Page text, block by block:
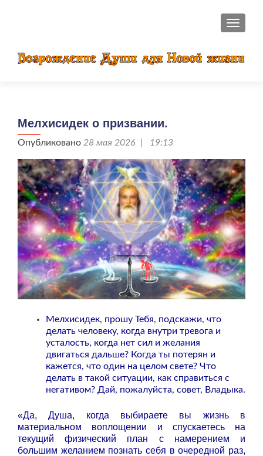
Мелхисидек о призвании.
Опубликовано 28 мая 2026 | 19:13
Мелхисидек, прошу Тебя, подскажи, что
делать человеку, когда внутри тревога и
усталость, когда нет сил и желания
двигаться дальше? Когда ты потерян и
кажется, что один на целом свете? Что
делать в такой ситуации, как справиться с
негативом? Дай, пожалуйста, совет, Владыка.
«Да, Душа, когда выбираете вы жизнь в
материальном воплощении и спускаетесь на
текущий физический план с намерением и
большим желанием познать себя в очередной раз,